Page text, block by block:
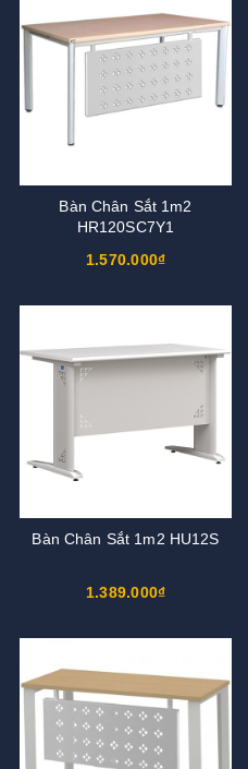
Bàn Chân Sắt 1m2
HR120SC7Y1
1.570.000₫
Bàn Chân Sắt 1m2 HU12S
1.389.000₫